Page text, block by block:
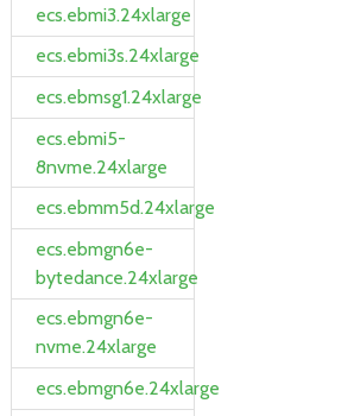
ecs.ebmi3.24xlarge
ecs.ebmi3s.24xlarge
ecs.ebmsg1.24xlarge
ecs.ebmi5-
8nvme.24xlarge
ecs.ebmm5d.24xlarge
ecs.ebmgn6e-
bytedance.24xlarge
ecs.ebmgn6e-
nvme.24xlarge
ecs.ebmgn6e.24xlarge